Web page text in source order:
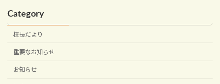
Category
校長だより
重要なお知らせ
お知らせ